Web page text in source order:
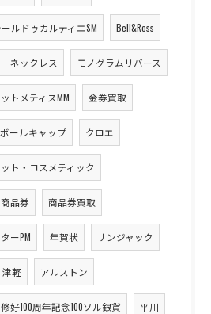
ルドゥカルティエSM Bell&Ross
ネックレス モノグラムリバース
トメティスMM 金券買取
ールキャップ クロエ
ト・コスメティック
品券 商品券買取
ーPM 年賀状 サンジャック
津軽 アルストン
好100周年記念100ソル銀貨 平川